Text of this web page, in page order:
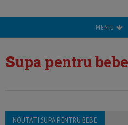
MENIU
supa pentru bebe
NOUTATI SUPA PENTRU BEBE